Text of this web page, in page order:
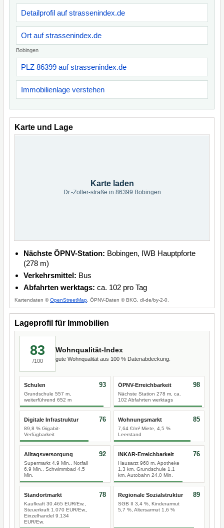
Detailprofil auf strassenindex.de
Ort auf strassenindex.de
Bobingen
PLZ 86399 auf strassenindex.de
Immobilienlage verstehen
Karte und Lage
Karte laden
Dr.-Zoller-straße in 86399 Bobingen
Nächste ÖPNV-Station: Bobingen, IWB Hauptpforte
(278 m)
Verkehrsmittel: Bus
Abfahrten werktags: ca. 102 pro Tag
Kartendaten ©OpenStreetMap , ÖPNV-Daten © BKG, dl-de/by-2-0.
Lageprofil für Immobilien
83
/100
Wohnqualität-Index
gute Wohnqualität aus 100 % Datenabdeckung.
Schulen
Grundschule 557 m,
weiterführend 652 m
93 ÖPNV-Erreichbarkeit
Nächste Station 278 m, ca.
102 Abfahrten werktags
98
Digitale Infrastruktur
89,8 % Gigabit-
Verfügbarkeit
76 Wohnungsmarkt
7,64 €/m² Miete, 4,5 %
Leerstand
85
Alltagsversorgung
Supermarkt 4,9 Min., Notfall
6,9 Min., Schwimmbad 4,5
Min.
92 INKAR-Erreichbarkeit
Hausarzt 968 m, Apotheke
1,3 km, Grundschule 1,1
km, Autobahn 24,0 Min.
76
Standortmarkt
Kaufkraft 30.465 EUR/Ew.,
Steuerkraft 1.070 EUR/Ew.,
Einzelhandel 9.134
EUR/Ew.
78 Regionale Sozialstruktur
SGB II 3,4 %, Kinderarmut
5,7 %, Altersarmut 1,6 %
89